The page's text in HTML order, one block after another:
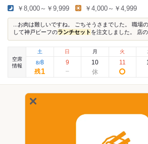
￥8,000～￥9,999 ￥4,000～￥4,999
...お肉は難しいですね。 ごちそうさまでした。 職場
して神戸ビーフのランチセット を注文しました。 店
空席
情報
土
8/8
残1
日
9
月
10
火
11